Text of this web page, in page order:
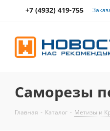
+7 (4932) 419-755
Саморезы
Главная - Каталог - Метизы и